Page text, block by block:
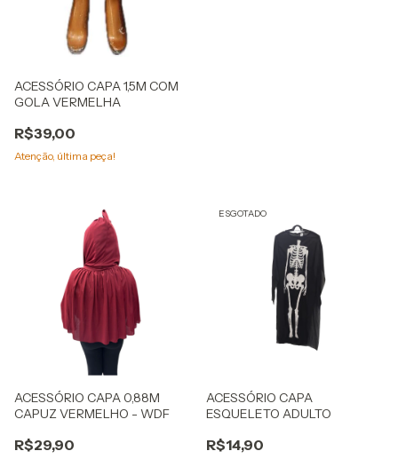
ACESSÓRIO CAPA 1,5M COM
GOLA VERMELHA
R$39,00
Atenção, última peça!
ACESSÓRIO CAPA 0,88M
CAPUZ VERMELHO - WDF
R$29,90
ESGOTADO
ACESSÓRIO CAPA
ESQUELETO ADULTO
R$14,90